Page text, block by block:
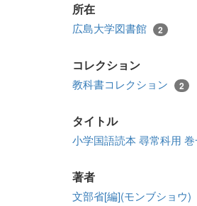
所在
広島大学図書館 2
コレクション
教科書コレクション 2
タイトル
小学国語読本 尋常科用 巻
著者
文部省[編](モンブショウ)